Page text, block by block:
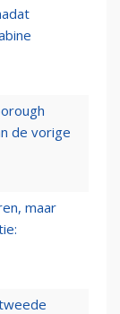
de vorige
maar